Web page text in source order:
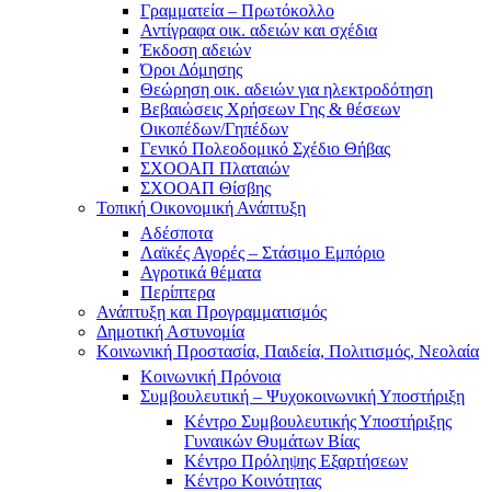
Γραμματεία – Πρωτόκολλο
Αντίγραφα οικ. αδειών και σχέδια
Έκδοση αδειών
Όροι Δόμησης
Θεώρηση οικ. αδειών για ηλεκτροδότηση
Βεβαιώσεις Χρήσεων Γης & θέσεων
Οικοπέδων/Γηπέδων
Γενικό Πολεοδομικό Σχέδιο Θήβας
ΣΧΟΟΑΠ Πλαταιών
ΣΧΟΟΑΠ Θίσβης
Τοπική Οικονομική Ανάπτυξη
Αδέσποτα
Λαϊκές Αγορές – Στάσιμο Εμπόριο
Αγροτικά θέματα
Περίπτερα
Ανάπτυξη και Προγραμματισμός
Δημοτική Αστυνομία
Κοινωνική Προστασία, Παιδεία, Πολιτισμός, Νεολαία
Κοινωνική Πρόνοια
Συμβουλευτική – Ψυχοκοινωνική Υποστήριξη
Κέντρο Συμβουλευτικής Υποστήριξης
Γυναικών Θυμάτων Βίας
Κέντρο Πρόληψης Εξαρτήσεων
Κέντρο Κοινότητας